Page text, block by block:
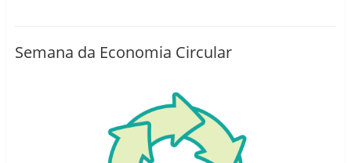
Semana da Economia Circular